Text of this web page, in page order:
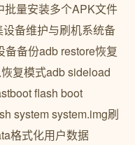
量安装多个APK文件
备维护与刷机系统备
备份adb restore恢复
复模式adb sideload
flash boot
system system.img刷
格式化用户数据